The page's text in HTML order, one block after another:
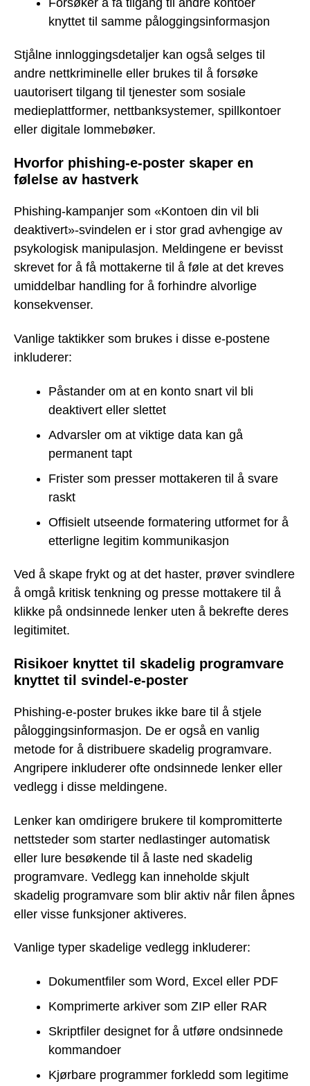
knyttet til samme påloggingsinformasjon
Stjålne innloggingsdetaljer kan også selges til
andre nettkriminelle eller brukes til å forsøke
uautorisert tilgang til tjenester som sosiale
medieplattformer, nettbanksystemer, spillkontoer
eller digitale lommebøker.
Hvorfor phishing-e-poster skaper en
følelse av hastverk
Phishing-kampanjer som «Kontoen din vil bli
deaktivert»-svindelen er i stor grad avhengige av
psykologisk manipulasjon. Meldingene er bevisst
skrevet for å få mottakerne til å føle at det kreves
umiddelbar handling for å forhindre alvorlige
konsekvenser.
Vanlige taktikker som brukes i disse e-postene
inkluderer:
Påstander om at en konto snart vil bli
deaktivert eller slettet
Advarsler om at viktige data kan gå
permanent tapt
Frister som presser mottakeren til å svare
raskt
Offisielt utseende formatering utformet for å
etterligne legitim kommunikasjon
Ved å skape frykt og at det haster, prøver svindlere
å omgå kritisk tenkning og presse mottakere til å
klikke på ondsinnede lenker uten å bekrefte deres
legitimitet.
Risikoer knyttet til skadelig programvare
knyttet til svindel-e-poster
Phishing-e-poster brukes ikke bare til å stjele
påloggingsinformasjon. De er også en vanlig
metode for å distribuere skadelig programvare.
Angripere inkluderer ofte ondsinnede lenker eller
vedlegg i disse meldingene.
Lenker kan omdirigere brukere til kompromitterte
nettsteder som starter nedlastinger automatisk
eller lure besøkende til å laste ned skadelig
programvare. Vedlegg kan inneholde skjult
skadelig programvare som blir aktiv når filen åpnes
eller visse funksjoner aktiveres.
Vanlige typer skadelige vedlegg inkluderer:
Dokumentfiler som Word, Excel eller PDF
Komprimerte arkiver som ZIP eller RAR
Skriptfiler designet for å utføre ondsinnede
kommandoer
Kjørbare programmer forkledd som legitime